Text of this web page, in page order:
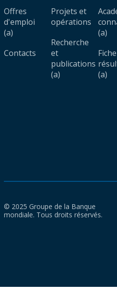
Offres
d'emploi
(a)
Contacts
Projets et
opérations
Recherche
et
publications
(a)
(a)
(a)
© 2025 Groupe de la Banque
mondiale. Tous droits réservés.